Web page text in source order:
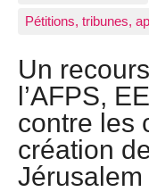
Pétitions, tribunes,
Un
l’AFPS,
contre les
création